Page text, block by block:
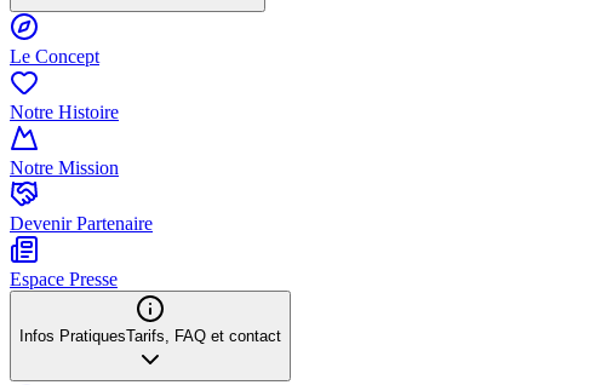
Le Concept
Notre Histoire
Notre Mission
Devenir Partenaire
Espace Presse
Infos PratiquesTarifs, FAQ et contact